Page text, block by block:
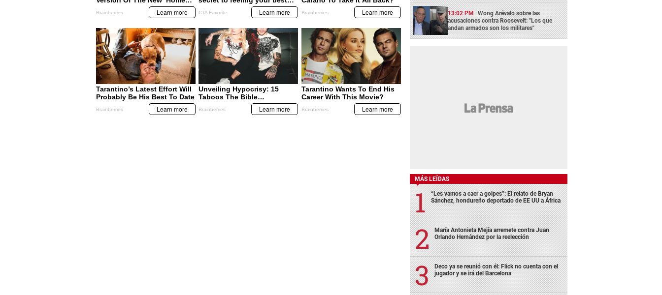
13:02 PM Wong Arévalo sobre las
acusaciones contra Roosevelt: "Los que
andan armados son los militares"
MÁS LEÍDAS
“Les vamos a caer a golpes”: El relato de Bryan
Sánchez, hondureño deportado de EE UU a África
María Antonieta Mejía arremete contra Juan
Orlando Hernández por la reelección
Deco ya se reunió con él: Flick no cuenta con el
jugador y se irá del Barcelona